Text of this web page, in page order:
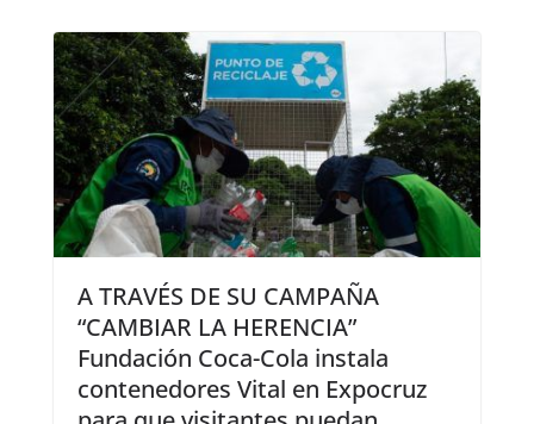
A TRAVÉS DE SU CAMPAÑA
“CAMBIAR LA HERENCIA”
Fundación Coca-Cola instala
contenedores Vital en Expocruz